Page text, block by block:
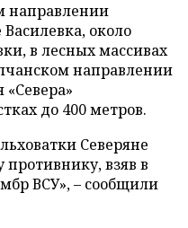
направлении
около
в лесных массивах
направлении
до 400 метров.
Северяне
взяв в
ВСУ», – сообщили